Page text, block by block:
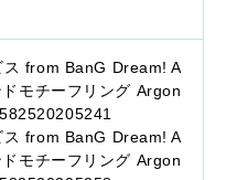
ス from BanG Dream! A
モチーフリング Argon
ス from BanG Dream! A
モチーフリング Argon